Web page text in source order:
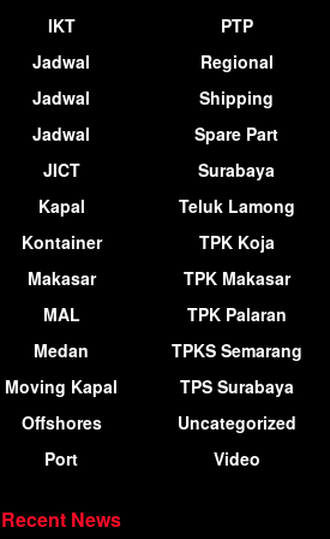
IKT
Jadwal
Jadwal
Jadwal
JICT
Kapal
Kontainer
Makasar
MAL
Medan
Moving Kapal
Offshores
Port
PTP
Regional
Shipping
Spare Part
Surabaya
Teluk Lamong
TPK Koja
TPK Makasar
TPK Palaran
TPKS Semarang
TPS Surabaya
Uncategorized
Video
Recent News